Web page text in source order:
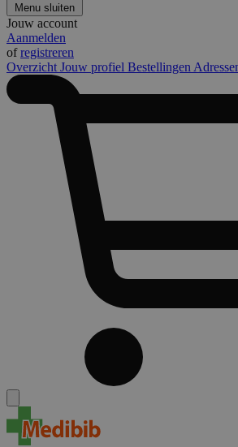
Menu sluiten
Jouw account
Aanmelden
ofregistreren
Overzicht Jouw profiel Bestellingen